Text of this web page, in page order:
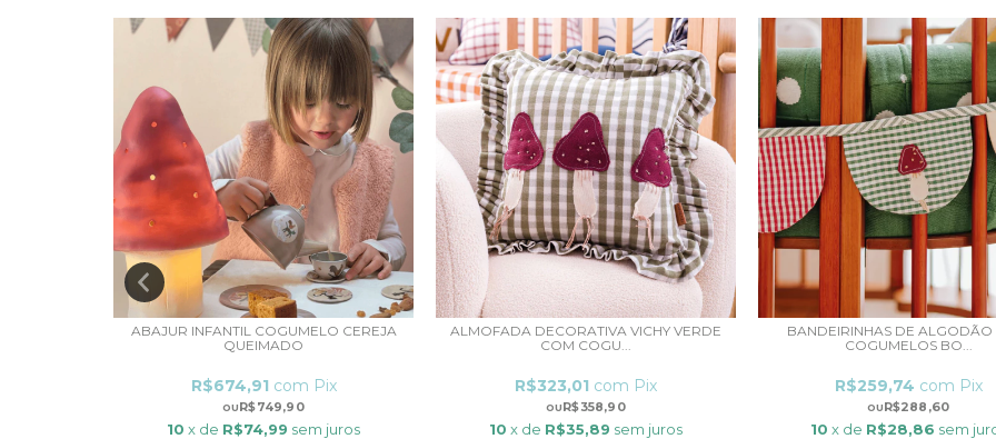
ABAJUR INFANTIL COGUMELO CEREJA
QUEIMADO
R$749,90
R$674,91 com Pix
10 x de R$74,99 sem juros
ALMOFADA DECORATIVA VICHY VERDE
COM COGU...
R$358,90
R$323,01 com Pix
10 x de R$35,89 sem juros
BANDEIRINHAS DE ALGODÃO
COGUMELOS BO...
R$288,60
R$259,74 com Pix
10 x de R$28,86 sem